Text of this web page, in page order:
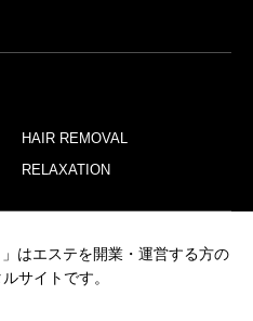
HAIR REMOVAL
RELAXATION
」はエステを開業・運営する方の
サイトです。